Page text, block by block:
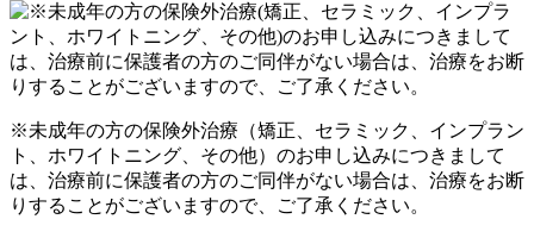
※未成年の方の保険外治療（矯正、セラミック、インプラン
ト、ホワイトニング、その他）のお申し込みにつきまして
は、治療前に保護者の方のご同伴がない場合は、治療をお断
りすることがございますので、ご了承ください。